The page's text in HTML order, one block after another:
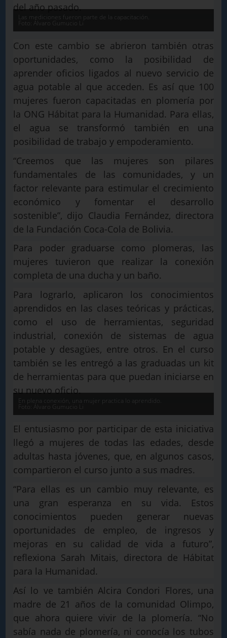
del año pasado.
Las mediciones fueron parte de la capacitación.
Foto: Álvaro Gumucio Li
Con este cambio se abrieron también otras
oportunidades, como la posibilidad de
aprender oficios ligados al nuevo servicio de
agua potable al que acceden. Es así que 100
mujeres fueron capacitadas en plomería por
la ONG Hábitat para la Humanidad. Para ellas,
el agua se transformó también en una
posibilidad de trabajo y empoderamiento.
“Creemos que las mujeres son pilares
fundamentales de las comunidades, y un
factor relevante para estimular el crecimiento
económico y fomentar el desarrollo
sostenible”, dijo Claudia Fernández, directora
de la Fundación Coca-Cola de Bolivia.
Para poder graduarse como plomeras, las
mujeres tuvieron que realizar la conexión
completa de una ducha y un baño.
Para lograrlo, aplicaron los conocimientos
aprendidos en las clases teóricas y prácticas,
como el uso de herramientas, seguridad
industrial, conexión de sistemas de agua
potable y desagües, entre otros. En el curso
también se les entregó a las graduadas un kit
de herramientas para que puedan iniciarse en
su nuevo oficio.
En plena conexión, una mujer practica lo aprendido.
Foto: Álvaro Gumucio Li
El entusiasmo por participar de esta iniciativa
llegó a mujeres de todas las edades, desde
adultas hasta jóvenes, que, en algunos casos,
compartieron el curso junto a sus madres.
“Para ellas es un cambio muy relevante, es
una gran esperanza en su vida. Estos
conocimientos pueden generar nuevas
oportunidades de empleo, de ingresos y
mejoras en su calidad de vida a futuro”,
reflexiona Sarah Mitais, directora de Hábitat
para la Humanidad.
Así lo ve también Alcira Condori Flores, una
madre de 21 años de la comunidad Olimpo,
que ahora quiere vivir de la plomería. “No
sabía nada de plomería, ni conocía los tubos